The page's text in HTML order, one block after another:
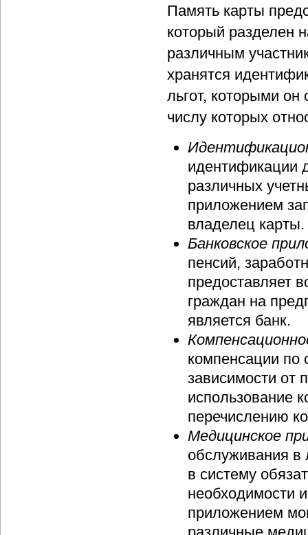
Память карты
который разделен
различным
хранятся
льгот, которыми
числу которых
идентификации
различных
приложением
владелец карты.
Банковское
пенсий,
предоставляет
граждан на
является банк.
компенсации по
зависимости от
использование
перечислению
Медицинское
обслуживания в
в систему
необходимости
приложением